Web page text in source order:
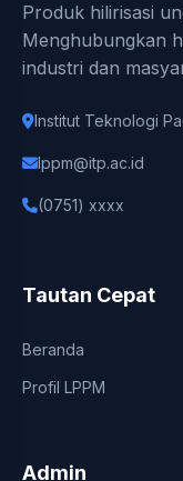
Produk hilirisasi
Menghubungkan
industri dan
Institut Teknologi
lppm@itp.ac.id
(0751) xxxx
Tautan Cepat
Beranda
Profil LPPM
Admin